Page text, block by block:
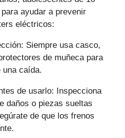
ayudar a prevenir
eléctricos:
Siempre usa casco,
de muñeca para
una caída.
de usarlo: Inspecciona
daños o piezas sueltas
de que los frenos